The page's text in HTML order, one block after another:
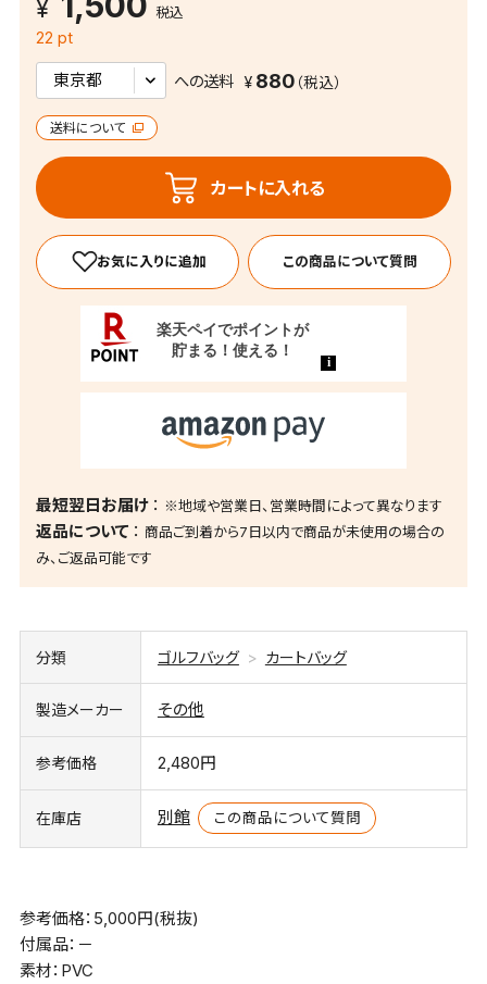
税込
22 pt
への送料 880
送料について
カートに入れる
この商品について質問
最短翌日お届け ※地域や営業日、営業時間によって異なります
返品について
商品ご到着から7日以内で商品が未使用の場合の
み、ご返品可能です
分類 ゴルフバッグ カートバッグ
製造メーカー その他
参考価格 2,480円
在庫店 別館 この商品について質問
参考価格：5,000円(税抜)
付属品：－
素材：PVC